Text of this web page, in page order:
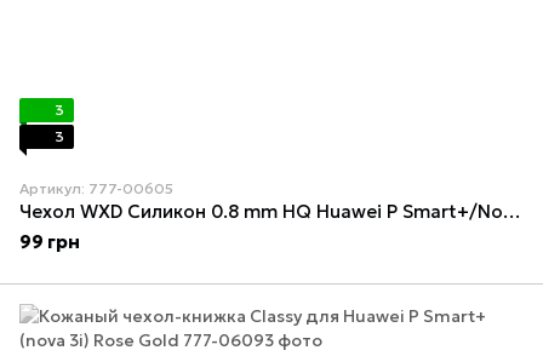
3
3
Артикул: 777-00605
Чехол WXD Силикон 0.8 mm HQ Huawei P Smart+/Nova 3i Прозрачный
99 грн